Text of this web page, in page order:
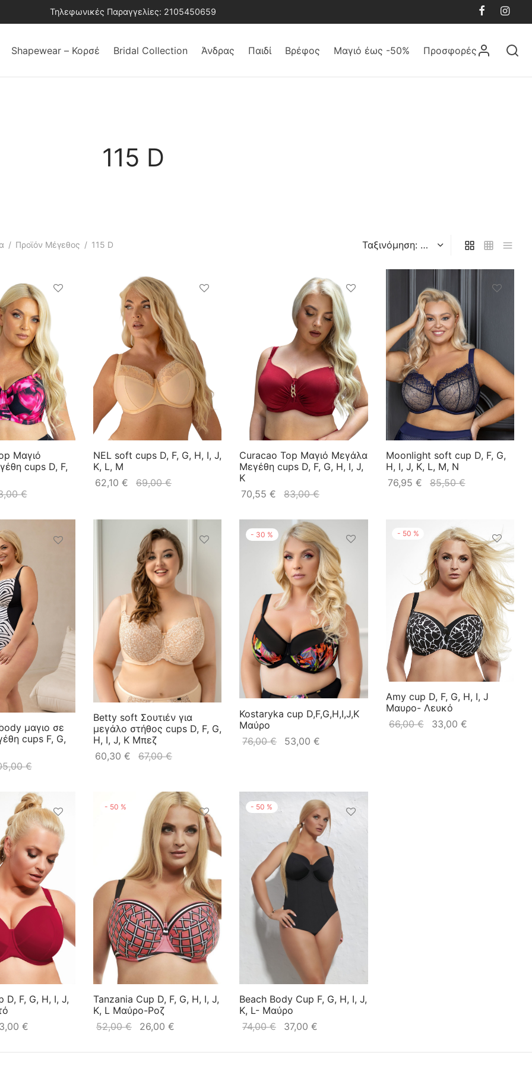
Τηλεφωνικές Παραγγελίες: 2105450659
Shapewear – Κορσέ Bridal Collection Άνδρας Παιδί Βρέφος Μαγιό έως -50% Προσφορές
115 D
/ Προϊόν Μέγεθος / 115 D
Μαγιό
cups D, F,
€
NEL soft cups D, F, G, H, I, J,
K, L, M
62,10 € 69,00€
Curacao Top Μαγιό Μεγάλα
Μεγέθη cups D, F, G, H, I, J,
K
70,55€ 83,00€
Moonlight soft cup D, F, G,
H, I, J, K, L, M, N
76,95 € 85,50€
μαγιο σε
cups F, G,
€
Betty soft Σουτιέν για
μεγάλο στήθος cups D, F, G,
H, I, J, K Μπεζ
60,30 € 67,00€
- 30 %
Kostaryka cup D,F,G,H,I,J,K
Μαύρο
76,00€ 53,00€
- 50 %
Amy cup D, F, G, H, I, J
Μαυρο- Λευκό
66,00€ 33,00 €
D, F, G, H, I, J,
€
- 50 %
Tanzania Cup D, F, G, H, I, J,
K, L Μαύρο-Ροζ
52,00€ 26,00 €
- 50 %
Beach Body Cup F, G, H, I, J,
K, L- Μαύρο
74,00€ 37,00€